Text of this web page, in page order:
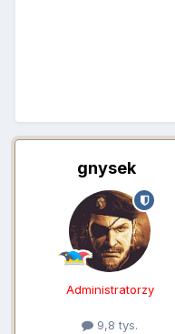
gnysek
Administratorzy
9,8 tys.